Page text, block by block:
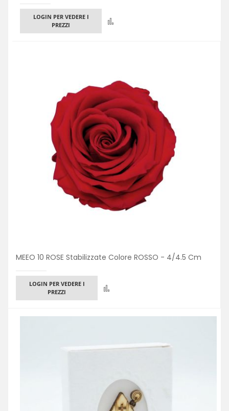
LOGIN PER VEDERE I
PREZZI
MEEO 10 ROSE Stabilizzate Colore ROSSO - 4/4.5 Cm
LOGIN PER VEDERE I
PREZZI